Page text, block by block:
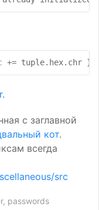
+= tuple. hex. chr }
.
с заглавной
кот.
всегда
src
, passwords